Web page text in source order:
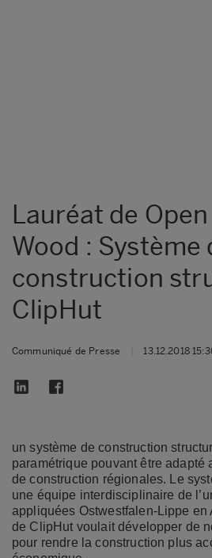
Lauréat de
Wood : Système
construction
ClipHut
Communiqué de Presse 13.12.2018
un système de construction
paramétrique pouvant être adapté
de construction régionales. Le
une équipe interdisciplinaire de
appliquées Ostwestfalen-Lippe en
de ClipHut voulait développer de
pour rendre la construction plus